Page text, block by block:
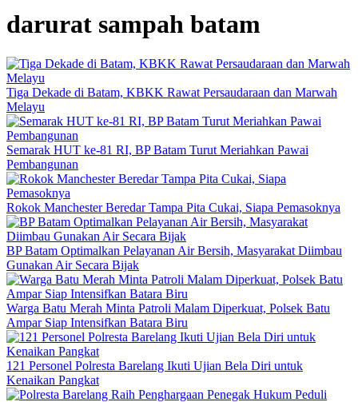
darurat sampah batam
Tiga Dekade di Batam, KBKK Rawat Persaudaraan dan Marwah
Melayu
Semarak HUT ke-81 RI, BP Batam Turut Meriahkan Pawai
Pembangunan
Rokok Manchester Beredar Tampa Pita Cukai, Siapa Pemasoknya
BP Batam Optimalkan Pelayanan Air Bersih, Masyarakat Diimbau
Gunakan Air Secara Bijak
Warga Batu Merah Minta Patroli Malam Diperkuat, Polsek Batu
Ampar Siap Intensifkan Batara Biru
121 Personel Polresta Barelang Ikuti Ujian Bela Diri untuk
Kenaikan Pangkat